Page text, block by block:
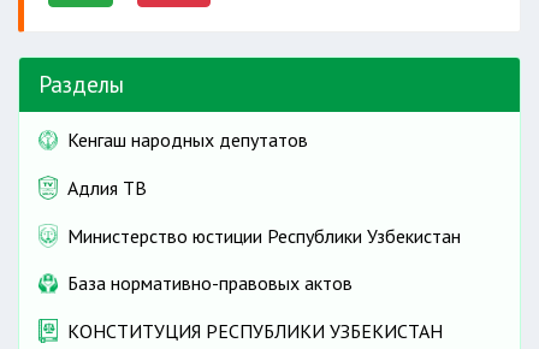
Разделы
Кенгаш народных депутатов
Адлия ТВ
Министерство юстиции Республики Узбекистан
База нормативно-правовых актов
КОНСТИТУЦИЯ РЕСПУБЛИКИ УЗБЕКИСТАН